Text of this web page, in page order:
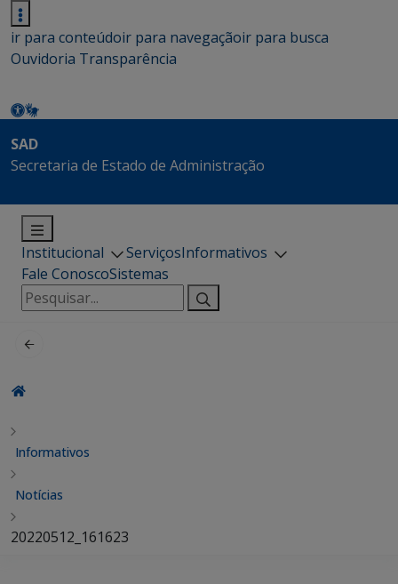
ir para conteúdoir para navegaçãoir para busca
Ouvidoria Transparência
SAD
Secretaria de Estado de Administração
Institucional ServiçosInformativos
Fale ConoscoSistemas
Pesquisar
por:
Informativos
Notícias
20220512_161623